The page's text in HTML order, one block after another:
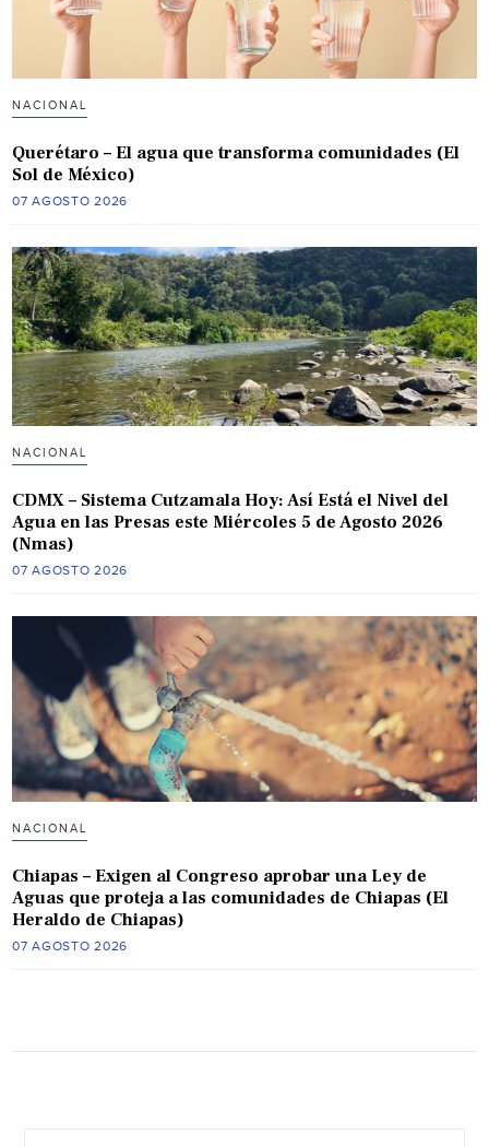
NACIONAL
Querétaro – El agua que transforma comunidades (El
Sol de México)
07 AGOSTO 2026
NACIONAL
CDMX – Sistema Cutzamala Hoy: Así Está el Nivel del
Agua en las Presas este Miércoles 5 de Agosto 2026
(Nmas)
07 AGOSTO 2026
NACIONAL
Chiapas – Exigen al Congreso aprobar una Ley de
Aguas que proteja a las comunidades de Chiapas (El
Heraldo de Chiapas)
07 AGOSTO 2026